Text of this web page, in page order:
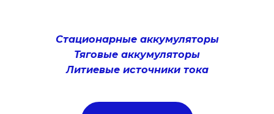
Стационарные аккумуляторы
Тяговые аккумуляторы
Литиевые источники тока